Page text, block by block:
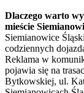
Dlaczego warto
mieście
Siemianowice
codziennych
Reklama w
pojawia się na
Bytkowskiej, ul.